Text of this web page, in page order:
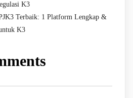
K3
Terbaik: 1 Platform Lengkap &
K3